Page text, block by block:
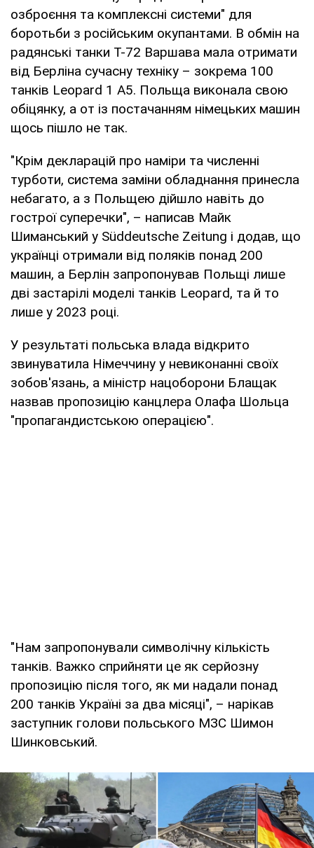
озброєння та комплексні системи" для
боротьби з російським окупантами. В обмін на
радянські танки Т-72 Варшава мала отримати
від Берліна сучасну техніку – зокрема 100
танків Leopard 1 A5. Польща виконала свою
обіцянку, а от із постачанням німецьких машин
щось пішло не так.
"Крім декларацій про наміри та численні
турботи, система заміни обладнання принесла
небагато, а з Польщею дійшло навіть до
гострої суперечки", – написав Майк
Шиманський у Süddeutsche Zeitung і додав, що
українці отримали від поляків понад 200
машин, а Берлін запропонував Польщі лише
дві застарілі моделі танків Leopard, та й то
лише у 2023 році.
У результаті польська влада відкрито
звинуватила Німеччину у невиконанні своїх
зобов'язань, а міністр нацоборони Блащак
назвав пропозицію канцлера Олафа Шольца
"пропагандистською операцією".
"Нам запропонували символічну кількість
танків. Важко сприйняти це як серйозну
пропозицію після того, як ми надали понад
200 танків Україні за два місяці", – нарікав
заступник голови польського МЗС Шимон
Шинковський.